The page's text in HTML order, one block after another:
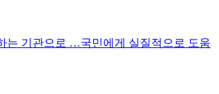
는 기관으로 …국민에게 실질적으로 도움